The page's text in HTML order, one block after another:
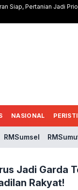
Siap, Pertanian Jadi
NASIONAL
RMSumsel
Jadi Garda
Rakyat!